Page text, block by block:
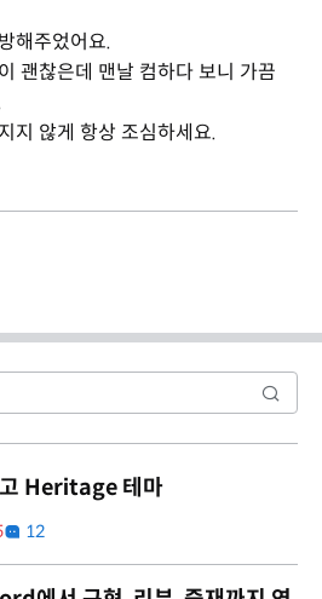
해주었어요.
괜찮은데 맨날 컴하다 보니 가끔
지 않게 항상 조심하세요.
Heritage 테마
12